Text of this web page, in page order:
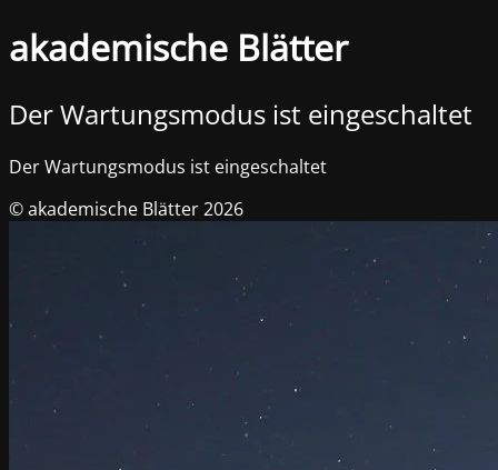
akademische Blätter
Der Wartungsmodus ist eingeschaltet
Der Wartungsmodus ist eingeschaltet
© akademische Blätter 2026